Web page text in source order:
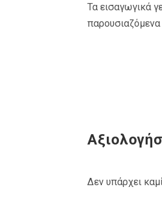
Τα εισαγωγικά
Δεν υπάρχει